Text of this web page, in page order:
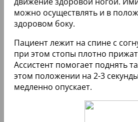
можно осуществлять и в
здоровом боку.
Пациент лежит на спине с
при этом стопы плотно
Ассистент помогает поднять
этом положении на 2-3
медленно опускает.